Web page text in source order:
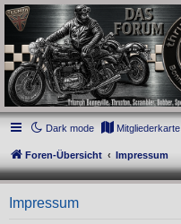
thruxton-
DAS FORUM! Alles rund um die
die New Bonneville Baureihen
Scrambler, Bobber, Speed Twin,
und Speedmaster.
Dark mode
Mitgliederkarte
Foren-Übersicht Impressum
Impressum